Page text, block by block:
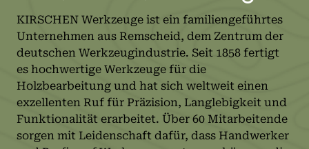
KIRSCHEN Werkzeuge ist ein familiengeführtes
Unternehmen aus Remscheid, dem Zentrum der
deutschen Werkzeugindustrie. Seit 1858 fertigt
es hochwertige Werkzeuge für die
Holzbearbeitung und hat sich weltweit einen
exzellenten Ruf für Präzision, Langlebigkeit und
Funktionalität erarbeitet. Über 60 Mitarbeitende
sorgen mit Leidenschaft dafür, dass Handwerker